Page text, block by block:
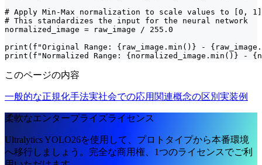
# Apply Min-Max normalization to scale values to [0, 1]
# This standardizes the input for the neural network
normalized_image = raw_image / 255.0
print(f"Original Range: {raw_image.min()} -
print(f"Normalized Range: {normalized_image.min()} -
このページの内容
一般的な正規化手法実社会での応用 関連概念の区別 実装例
柔軟なエンタープライズライセンス
Ultralytics YOLO26を使用して、プロトタイプから本番環境
へ移行しましょう。完全な商用権、1つのライセンスでご利